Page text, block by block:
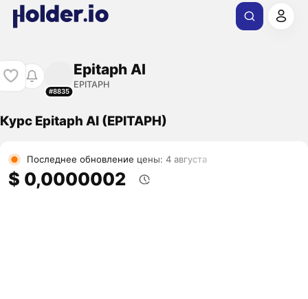
#8835
Epitaph AI
EPITAPH
Курс Epitaph AI (EPITAPH)
Последнее обновление цены: 4 августа
$ 0,0000002